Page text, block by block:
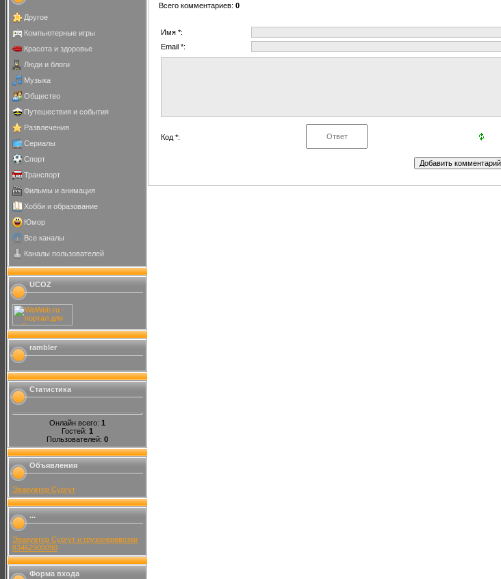
Другое
Компьютерные игры
Красота и здоровье
Люди и блоги
Музыка
Общество
Путешествия и события
Развлечения
Сериалы
Спорт
Транспорт
Фильмы и анимация
Хобби и образование
Юмор
Все каналы
Каналы пользователей
UCOZ
rambler
Статистика
Онлайн всего: 1
Гостей: 1
Пользователей: 0
Объявления
Эвакуатор Сургут
...
Эвакуатор Сургут и грузоперевозки
83462900090
Форма входа
Всего комментариев: 0
Имя *:
Email *:
Код *: